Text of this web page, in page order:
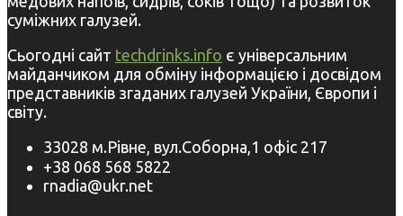
суміжних галузей.
Сьогодні сайт techdrinks.info є універсальним
майданчиком для обміну інформацією і досвідом
представників згаданих галузей України, Європи і
світу.
33028 м.Рівне, вул.Соборна,1 офіс 217
+38 068 568 5822
rnadia@ukr.net